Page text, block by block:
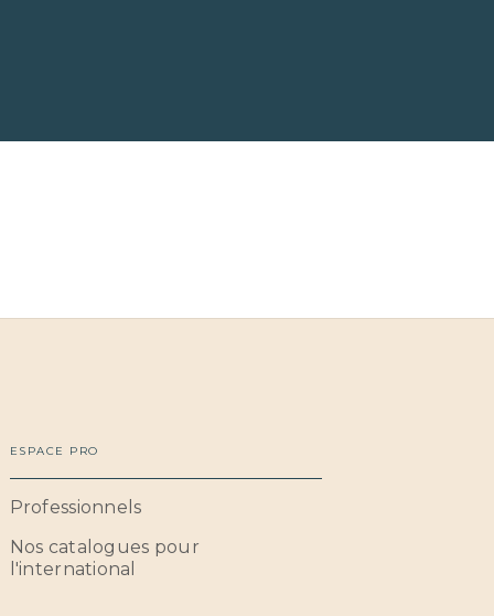
ESPACE PRO
Professionnels
Nos catalogues pour
l'international